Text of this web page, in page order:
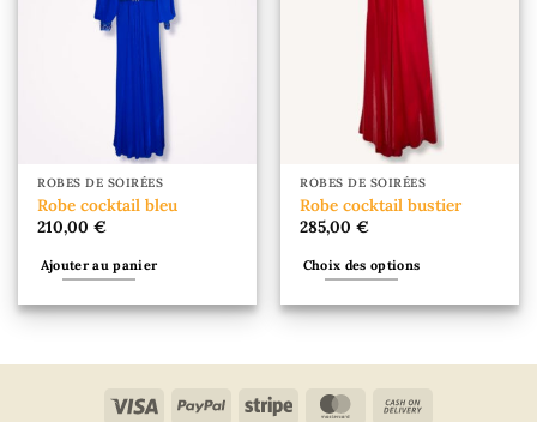
page
du
produit
choisies
page
du
produit
ROBES DE SOIRÉES
Robe cocktail bleu
210,00€
Ajouter au panier
ROBES DE SOIRÉES
Robe cocktail bustier
285,00€
Choix des options
produit
plusieurs
variations.